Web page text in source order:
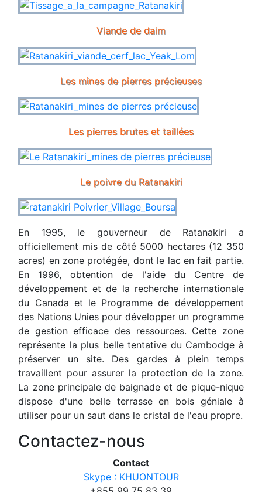
Viande de daim
Les mines de pierres précieuses
Les pierres brutes et taillées
Le poivre du Ratanakiri
En 1995, le gouverneur de Ratanakiri a
officiellement mis de côté 5000 hectares (12 350
acres) en zone protégée, dont le lac en fait partie.
En 1996, obtention de l'aide du Centre de
développement et de la recherche internationale
du Canada et le Programme de développement
des Nations Unies pour développer un programme
de gestion efficace des ressources. Cette zone
représente la plus belle tentative du Cambodge à
préserver un site. Des gardes à plein temps
travaillent pour assurer la protection de la zone.
La zone principale de baignade et de pique-nique
dispose d'une belle terrasse en bois géniale à
utiliser pour un saut dans le cristal de l'eau propre.
Contactez-nous
Contact
Skype : KHUONTOUR